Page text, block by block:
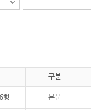
구분
항 본문